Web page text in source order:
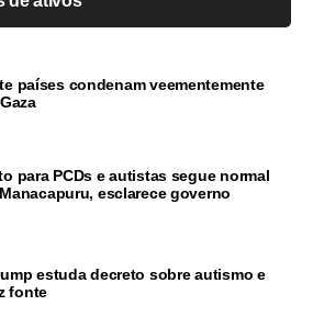
países condenam veementemente
para PCDs e autistas segue normal
esclarece governo
estuda decreto sobre autismo e
fonte